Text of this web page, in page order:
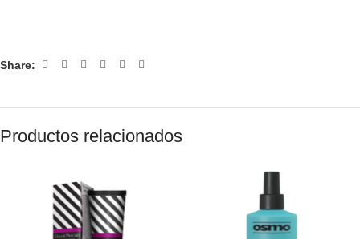
Share:
Productos relacionados